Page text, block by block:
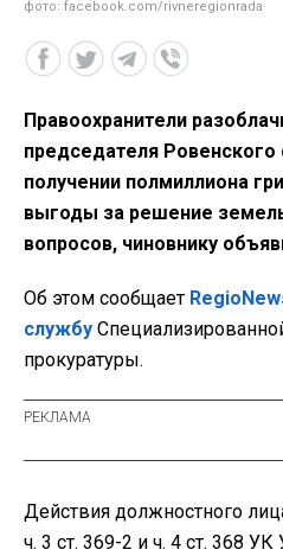
фото: facebook.com/rivneregionrada
Правоохранители
председателя Ровенского
получении полмиллиона
выгоды за решение
вопросов, чиновнику
Об этом сообщает
службу
прокуратуры.
Действия должностного
ч. 3 ст. 369-2 и ч. 4 ст. 368